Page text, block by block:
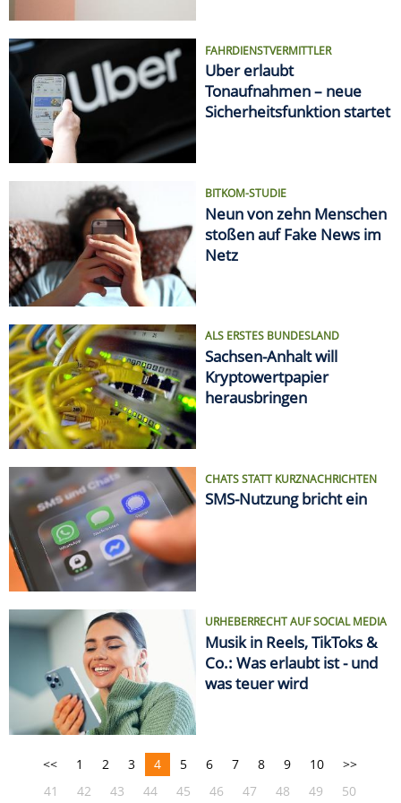
FAHRDIENSTVERMITTLER
Uber erlaubt
Tonaufnahmen – neue
Sicherheitsfunktion startet
BITKOM-STUDIE
Neun von zehn Menschen
stoßen auf Fake News im
Netz
ALS ERSTES BUNDESLAND
Sachsen-Anhalt will
Kryptowertpapier
herausbringen
CHATS STATT KURZNACHRICHTEN
SMS-Nutzung bricht ein
URHEBERRECHT AUF SOCIAL MEDIA
Musik in Reels, TikToks &
Co.: Was erlaubt ist - und
was teuer wird
<< 1 2 3 4 5 6 7 8 9 10
>>
41
42 43 44 45 46 47 48 49 50